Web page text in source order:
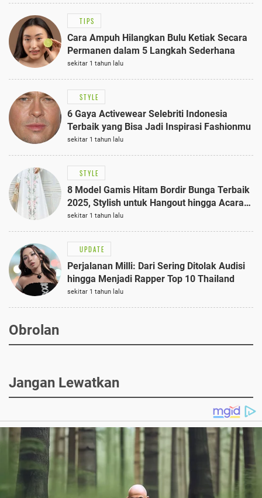
TIPS
Cara Ampuh Hilangkan Bulu Ketiak Secara
Permanen dalam 5 Langkah Sederhana
sekitar 1 tahun lalu
STYLE
6 Gaya Activewear Selebriti Indonesia
Terbaik yang Bisa Jadi Inspirasi Fashionmu
sekitar 1 tahun lalu
STYLE
8 Model Gamis Hitam Bordir Bunga Terbaik
2025, Stylish untuk Hangout hingga Acara
Semi-Formal
sekitar 1 tahun lalu
UPDATE
Perjalanan Milli: Dari Sering Ditolak Audisi
hingga Menjadi Rapper Top 10 Thailand
sekitar 1 tahun lalu
Obrolan
Jangan Lewatkan